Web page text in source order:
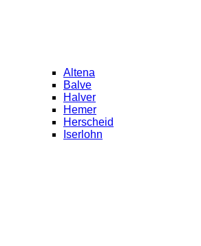
Altena
Balve
Halver
Hemer
Herscheid
Iserlohn